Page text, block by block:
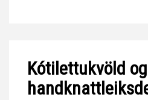
Kótilettukvöld